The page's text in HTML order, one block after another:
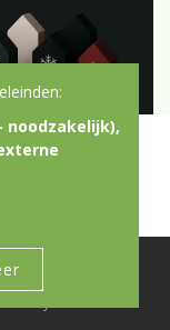
• Alle rechten